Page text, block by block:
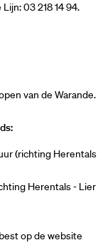
03 218 14 94.
van de Warande.
(richting Herentals
Herentals - Lier
op de website